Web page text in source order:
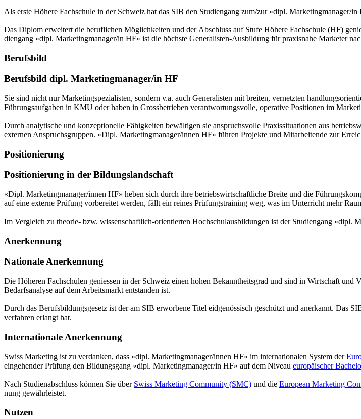
Als erste Höhere Fachschule in der Schweiz hat das SIB den Studien­gang zum/zur «dipl. Marke­ting­mana­ger/
Das Diplom erweitert die be­ruf­lichen Mög­lich­kei­ten und der Ab­schluss auf Stufe Höh­ere Fach­schu­le (HF)
dien­gang «dipl. Marke­ting­mana­ger/in HF» ist die höchste Ge­ne­ra­lis­ten-Aus­bil­dung für pra­xis­nahe Marketer
Berufsbild
Berufsbild dipl. Marke­ting­manager/in HF
Sie sind nicht nur Marke­ting­spezia­listen, sondern v.a. auch Genera­listen mit breiten, vernetzten
Führungs­aufgaben in KMU oder haben in Gross­betrieben ver­ant­wortungs­volle, operative Positionen im
Durch analy­tische und konzep­tionelle Fähigkeiten bewältigen sie an­spruchs­volle Praxis­situationen aus
externen An­spruchs­gruppen. «Dipl. Mark­eting­manager/innen HF» führen Projekte und Mit­arbeit­ende zur
Positionierung
Positionierung in der Bildungs­landschaft
«Dipl. Marke­ting­mana­ger/innen HF» heben sich durch ihre betriebs­wirtschaft­liche Breite und die
auf eine externe Prüfung vorbereitet werden, fällt ein reines Prüfungs­training weg, was im Unterricht mehr
Im Vergleich zu theorie- bzw. wis­senschaft­lich-orientierten Hoch­schul­ausbil­dungen ist der Studien­gang «dipl.
Anerkennung
Nationale Anerkennung
Die Höheren Fachschulen geniessen in der Schweiz einen hohen Be­kannt­heitsgrad und sind in Wirt­schaft und
Beda­rfsana­lyse auf dem Ar­beits­markt entstanden ist.
Durch das Be­rufs­bildungs­gesetz ist der am SIB erworbene Titel eid­genös­sisch geschützt und anerkannt. Das
verfah­ren erlangt hat.
Internationale Anerkennung
Swiss Marketing ist zu verdanken, dass «dipl. Marke­ting­mana­ger/innen HF» im inter­nation­alen System der
eingehender Prüfung den Bil­dungs­gang «dipl. Marke­ting­mana­ger/in HF» auf dem Niveau eu­ropäi­scher
Nach Stu­dienab­schluss können Sie über Swiss Mar­ke­ting Com­mu­ni­ty (SMC) und die Eu­ropean Mar­ke­ting
nung gewährleistet.
Nutzen